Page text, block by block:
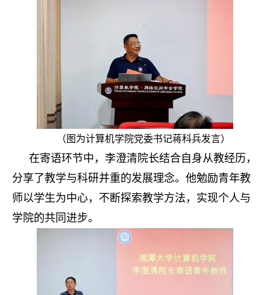
（图为计算机学院党委书记蒋科兵发言）
在寄语环节中，李澄清院长结合自身从教经历，
分享了教学与科研并重的发展理念。他勉励青年教
师以学生为中心，不断探索教学方法，实现个人与
学院的共同进步。